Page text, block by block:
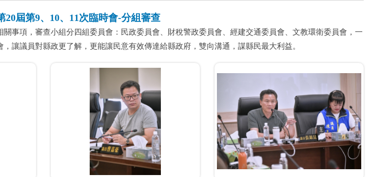
20屆第9、10、11次臨時會-分組審查
事項，審查小組分四組委員會：民政委員會、財稅警政委員會、經建交通委員會、文教環衛委員會，一
讓議員對縣政更了解，更能讓民意有效傳達給縣政府，雙向溝通，謀縣民最大利益。